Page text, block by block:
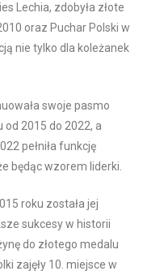
Lechia, zdobyła złote
oraz Puchar Polski w
nie tylko dla koleżanek
swoje pasmo
2015 do 2022, a
pełniła funkcję
będąc wzorem liderki.
roku została jej
sukcesy w historii
do złotego medalu
zajęły 10. miejsce w